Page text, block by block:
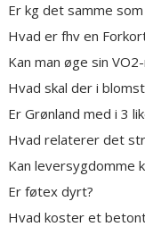
Er kg det samme som
Hvad er fhv en
Kan man øge sin
Hvad skal der i
Er Grønland med i 3
Hvad relaterer det
Kan leversygdomme
Er føtex dyrt?
Hvad koster et